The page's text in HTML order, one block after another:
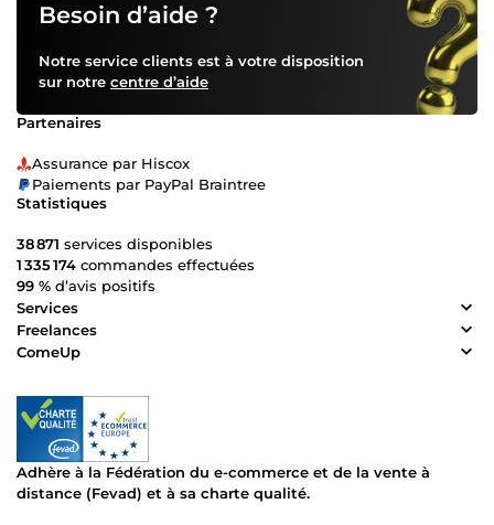
Besoin d’aide ?
Notre service clients est à votre disposition
sur notre centre d’aide
Partenaires
Assurance par Hiscox
Paiements par PayPal Braintree
Statistiques
38 871 services disponibles
1 335 174 commandes effectuées
99 % d’avis positifs
Services
Freelances
ComeUp
Adhère à la Fédération du e-commerce et de la vente à
distance (Fevad) et à sa charte qualité.